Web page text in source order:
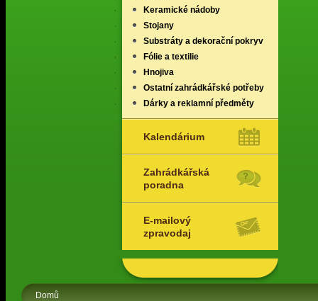
Keramické nádoby
Stojany
Substráty a dekorační pokryv
Fólie a textilie
Hnojiva
Ostatní zahrádkářské potřeby
Dárky a reklamní předměty
Kalendárium
Zahrádkářská
poradna
E-mailový
zpravodaj
Domů